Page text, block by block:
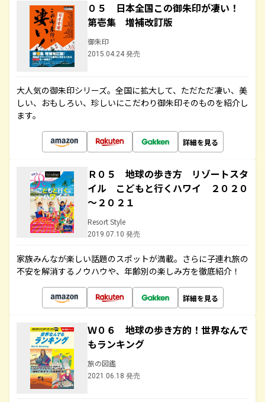
０５ 日本全国この御朱印が凄い！
第壱集 増補改訂版
御朱印
2015.04.24 発売
大人気の御朱印シリーズ。全国に拡大して、ただただ凄い、美
しい、おもしろい、珍しいにこだわり御朱印そのものを紹介し
ます。
詳細を見る
Ｒ０５ 地球の歩き方 リゾートスタ
イル こどもと行くハワイ ２０２０
～２０２１
Resort Style
2019.07.10 発売
家族みんなが楽しい話題のスポットが満載。さらに子連れ旅の
不安を解消するノウハウや、年齢別の楽しみ方を徹底紹介！
詳細を見る
Ｗ０６ 地球の歩き方的！世界なんで
もランキング
旅の図鑑
2021.06.18 発売